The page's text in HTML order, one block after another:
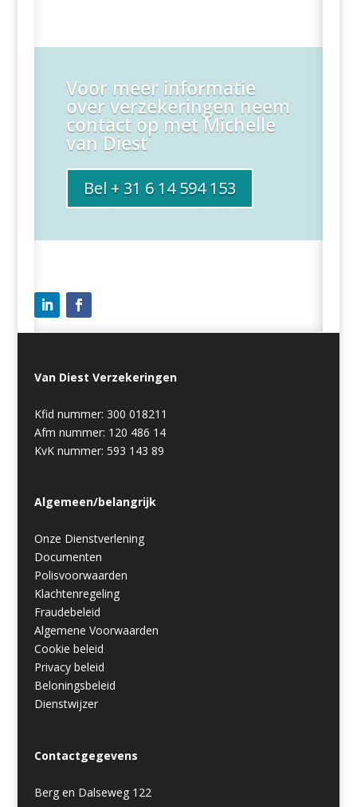
Voor meer informatie
over verzekeringen neem
contact op met Michelle
van Diest
Bel + 31 6 14 594 153
Van Diest Verzekeringen
Kfid nummer: 300 018211
Afm nummer: 120 486 14
KvK nummer: 593 143 89
Algemeen/belangrijk
Onze Dienstverlening
Documenten
Polisvoorwaarden
Klachtenregeling
Fraudebeleid
Algemene Voorwaarden
Cookie beleid
Privacy beleid
Beloningsbeleid
Dienstwijzer
Contactgegevens
Berg en Dalseweg 122